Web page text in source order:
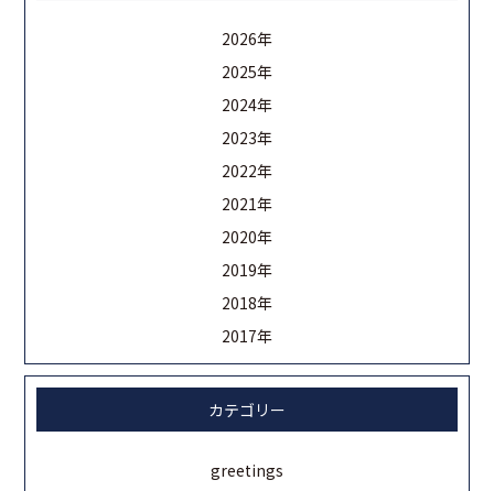
2026年
2025年
2024年
2023年
2022年
2021年
2020年
2019年
2018年
2017年
カテゴリー
greetings